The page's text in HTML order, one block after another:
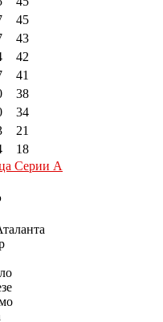
45
43
42
41
38
34
21
18
Серии А